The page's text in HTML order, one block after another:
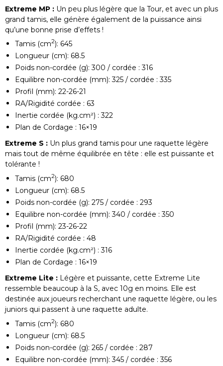
Extreme MP : Un peu plus légère que la Tour, et avec un plus
grand tamis, elle génère également de la puissance ainsi
qu’une bonne prise d’effets !
Tamis (cm2): 645
Longueur (cm): 68.5
Poids non-cordée (g): 300 / cordée : 316
Equilibre non-cordée (mm): 325 / cordée : 335
Profil (mm): 22-26-21
RA/Rigidité cordée : 63
Inertie cordée (kg.cm²) : 322
Plan de Cordage : 16×19
Extreme S : Un plus grand tamis pour une raquette légère
mais tout de même équilibrée en tête : elle est puissante et
tolérante !
Tamis (cm2): 680
Longueur (cm): 68.5
Poids non-cordée (g): 275 / cordée : 293
Equilibre non-cordée (mm): 340 / cordée : 350
Profil (mm): 23-26-22
RA/Rigidité cordée : 48
Inertie cordée (kg.cm²) : 316
Plan de Cordage : 16×19
Extreme Lite : Légère et puissante, cette Extreme Lite
ressemble beaucoup à la S, avec 10g en moins. Elle est
destinée aux joueurs recherchant une raquette légère, ou les
juniors qui passent à une raquette adulte.
Tamis (cm2): 680
Longueur (cm): 68.5
Poids non-cordée (g): 265 / cordée : 287
Equilibre non-cordée (mm): 345 / cordée : 356